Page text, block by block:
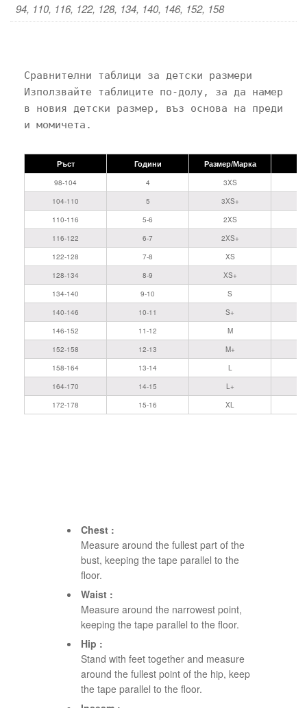
94, 110, 116, 122, 128, 134, 140, 146, 152, 158
Сравнителни таблици за детски размери
Използвайте таблиците по-долу, за да
в новия детски размер, въз основа на
Ръст Години Размер/Марка
98-104 4
3XS
104-110
5
3XS+
110-116
5-6
2XS
116-122
6-7
2XS+
122-128
7-8
XS
128-134
8-9
XS+
134-140
9-10
S
140-146
10-11
S+
146-152
11-12
M
152-158
12-13
M+
158-164
13-14
L
164-170
14-15
L+
172-178
15-16 XL
Chest :
Measure around the fullest part of the
bust, keeping the tape parallel to the
floor.
Waist :
Measure around the narrowest point,
keeping the tape parallel to the floor.
Hip :
Stand with feet together and measure
around the fullest point of the hip, keep
the tape parallel to the floor.